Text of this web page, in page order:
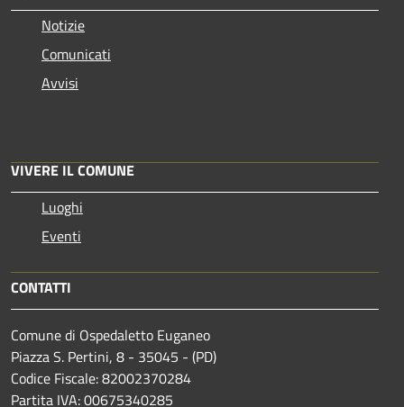
Notizie
Comunicati
Avvisi
VIVERE IL COMUNE
Luoghi
Eventi
CONTATTI
Comune di Ospedaletto Euganeo
Piazza S. Pertini, 8 - 35045 - (PD)
Codice Fiscale: 82002370284
Partita IVA: 00675340285